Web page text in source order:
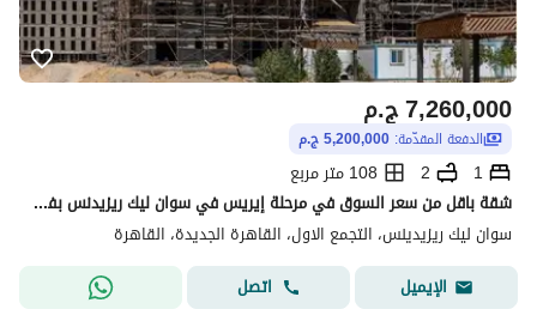
ج.م7,260,000
الدفعة المقدّمة: 5,200,000 ج.م
1
2
108 متر مربع
شقة باقل من سعر السوق في مرحلة إيريس في سوان ليك ريزيدنس بفيو حديقة تشطيب كامل فترة سداد طويلة بمقدم فيو حديقة
سوان ليك ريزيدينس، التجمع الاول، القاهرة الجديدة، القاهرة
الإيميل
اتصل